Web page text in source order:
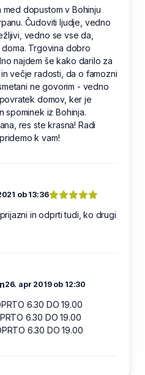
med dopustom v Bohinju
Čudoviti ljudje, vedno
vedno se vse da,
Trgovina dobro
najdem še kako darilo za
večje radosti, da o famozni
ne govorim - vedno
domov, ker je
spominek iz Bohinja.
res ste krasna! Radi
k vam!
ob 13:36
in odprti tudi, ko drugi
26. apr 2019 ob 12:30
6.30 DO 19.00
6.30 DO 19.00
6.30 DO 19.00